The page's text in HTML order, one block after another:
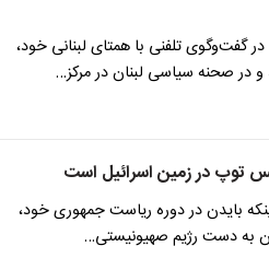
تلفنی با همتای لبنانی خود،
در صحنه سیاسی لبنان در مرکز…
توپ در زمین اسرائیل است
بایدن در دوره ریاست جمهوری خود،
به دست رژیم صهیونیستی…